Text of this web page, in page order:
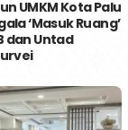
UMKM Kota Palu
‘Masuk Ruang’
dan Untad